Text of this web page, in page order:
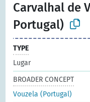
Carvalhal de
Portugal)
TYPE
Lugar
BROADER CONCEPT
Vouzela (Portugal)